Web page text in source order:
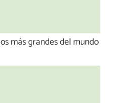
más grandes del mundo